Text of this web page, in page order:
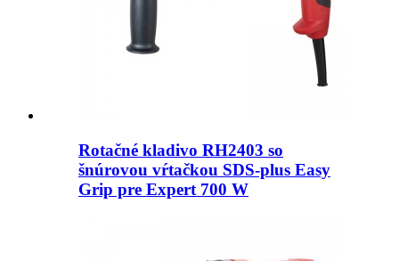
Rotačné kladivo RH2403 so
šnúrovou vŕtačkou SDS-plus Easy
Grip pre Expert 700 W